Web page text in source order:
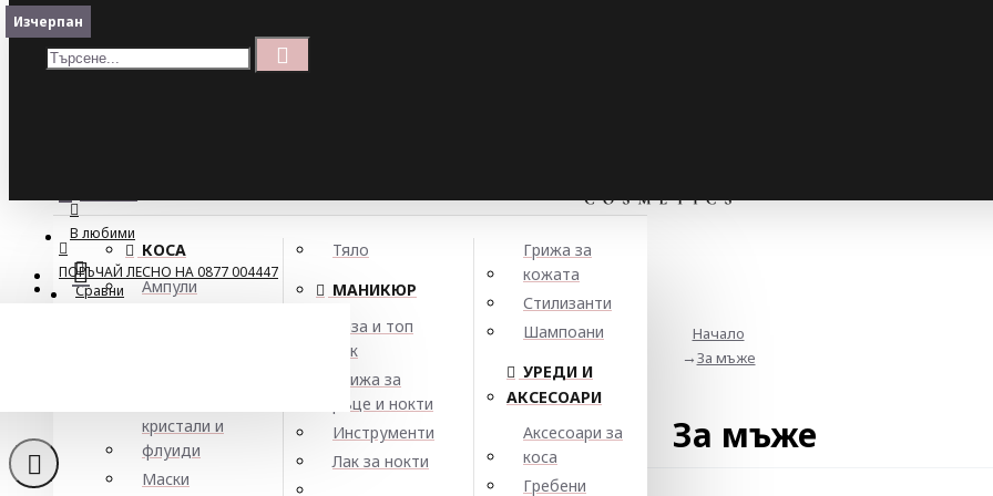
Меню
Кошница
В любими
Сравни
КОСА
Ампули
кристали и
флуиди
Маски
Тяло
МАНИКЮР
База и топ
лак
Грижа за
ръце и нокти
Инструменти
Лак за нокти
Грижа за
кожата
Стилизанти
Шампоани
УРЕДИ И
АКСЕСОАРИ
Аксесоари за
коса
Гребени
ПОРЪЧАЙ ЛЕСНО НА 0877 004447
Начало
За мъже
За мъже
Изчерпан
Изчерпан